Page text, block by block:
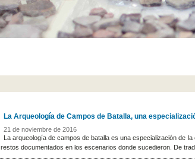
La Arqueología de Campos de Batalla, una
21 de noviembre de 2016
La arqueología de campos de batalla es una especialización de
restos documentados en los escenarios donde sucedieron. De